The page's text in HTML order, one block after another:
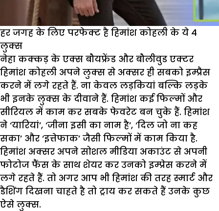
हर जगह के लिए परफेक्ट है हिमांश कोहली के ये 4
लुक्स
नेहा कक्कड़ के एक्स बौयफ्रेंड और बौलीवुड एक्टर
हिमांश कोहली अपने लुक्स से अक्सर ही सबको इम्प्रैस
करने में लगे रहते हैं. ना केवल लड़कियां बल्कि लड़के
भी इनके लुक्स के दीवाने हैं. हिमांश कई फिल्मों और
सीरियल में काम कर सबके फेवरेट बन चुके हैं. हिमांश
ने ‘यारियां’, ‘जीना इसी का नाम है’, ‘दिल जो ना कह
सका’ और ‘इत्तेफाक’ जैसी फिल्मों में काम किया है.
हिमांश अक्सर अपने सोशल मीडिया अकाउंट से अपनी
फोटोज फैंस के साथ शेयर कर उनको इम्प्रेस करने में
लगे रहते हैं. तो अगर आप भी हिमांश की तरह स्मार्ट और
डैशिंग दिखना चाहते है तो ट्राय कर सकते हैं उनके कुछ
ऐसे लुक्स.